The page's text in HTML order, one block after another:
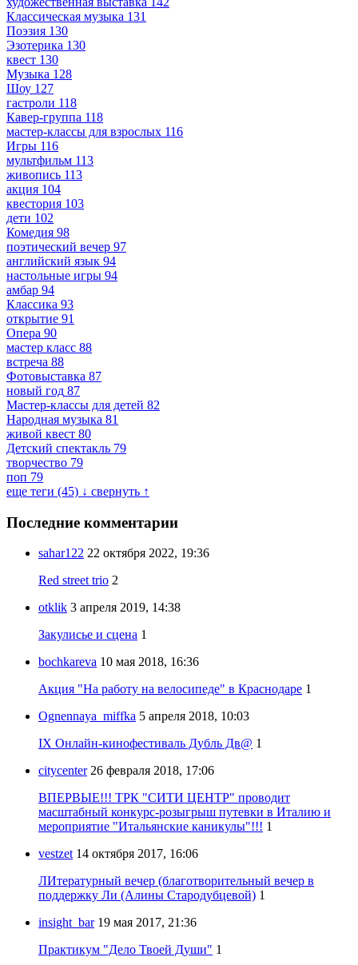
Классическая музыка 131
Поэзия 130
Эзотерика 130
квест 130
Музыка 128
Шоу 127
гастроли 118
Кавер-группа 118
мастер-классы для взрослых 116
Игры 116
мультфильм 113
живопись 113
акция 104
квестория 103
дети 102
Комедия 98
поэтический вечер 97
английский язык 94
настольные игры 94
амбар 94
Классика 93
открытие 91
Опера 90
мастер класс 88
встреча 88
Фотовыставка 87
новый год 87
Мастер-классы для детей 82
Народная музыка 81
живой квест 80
Детский спектакль 79
творчество 79
поп 79
еще теги (45) ↓ свернуть ↑
Последние комментарии
sahar122 22 октября 2022, 19:36
Red street trio 2
otklik 3 апреля 2019, 14:38
Закулисье и сцена 1
bochkareva 10 мая 2018, 16:36
Акция "На работу на велосипеде" в Краснодаре 1
Ognennaya_miffka 5 апреля 2018, 10:03
IX Онлайн-кинофестиваль Дубль Дв@ 1
citycenter 26 февраля 2018, 17:06
ВПЕРВЫЕ!!! ТРК "СИТИ ЦЕНТР" проводит
масштабный конкурс-розыгрыш путевки в Италию и
мероприятие "Итальянские каникулы"!!! 1
vestzet 14 октября 2017, 16:06
ЛИтературный вечер (благотворительный вечер в
поддержку Ли (Алины Стародубцевой) 1
insight_bar 19 мая 2017, 21:36
Практикум "Дело Твоей Души" 1